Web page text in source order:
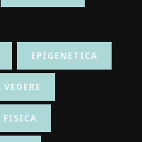
EPIGENETICA
VEDERE
FISICA